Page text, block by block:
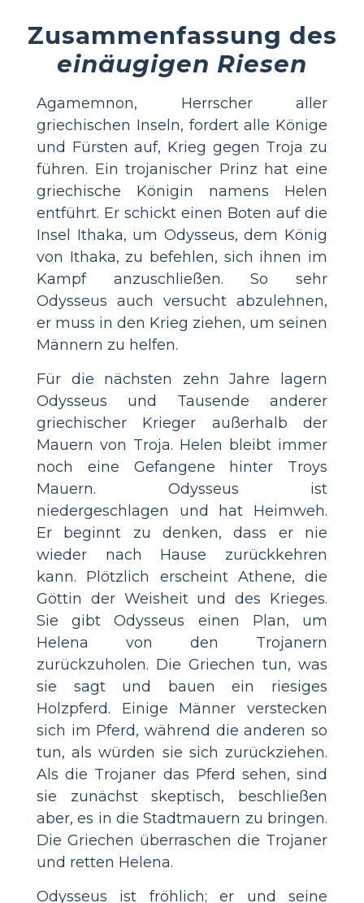
Zusammenfassung des
einäugigen Riesen
Agamemnon, Herrscher aller
griechischen Inseln, fordert alle Könige
und Fürsten auf, Krieg gegen Troja zu
führen. Ein trojanischer Prinz hat eine
griechische Königin namens Helen
entführt. Er schickt einen Boten auf die
Insel Ithaka, um Odysseus, dem König
von Ithaka, zu befehlen, sich ihnen im
Kampf anzuschließen. So sehr
Odysseus auch versucht abzulehnen,
er muss in den Krieg ziehen, um seinen
Männern zu helfen.
Für die nächsten zehn Jahre lagern
Odysseus und Tausende anderer
griechischer Krieger außerhalb der
Mauern von Troja. Helen bleibt immer
noch eine Gefangene hinter Troys
Mauern. Odysseus ist
niedergeschlagen und hat Heimweh.
Er beginnt zu denken, dass er nie
wieder nach Hause zurückkehren
kann. Plötzlich erscheint Athene, die
Göttin der Weisheit und des Krieges.
Sie gibt Odysseus einen Plan, um
Helena von den Trojanern
zurückzuholen. Die Griechen tun, was
sie sagt und bauen ein riesiges
Holzpferd. Einige Männer verstecken
sich im Pferd, während die anderen so
tun, als würden sie sich zurückziehen.
Als die Trojaner das Pferd sehen, sind
sie zunächst skeptisch, beschließen
aber, es in die Stadtmauern zu bringen.
Die Griechen überraschen die Trojaner
und retten Helena.
Odysseus ist fröhlich; er und seine